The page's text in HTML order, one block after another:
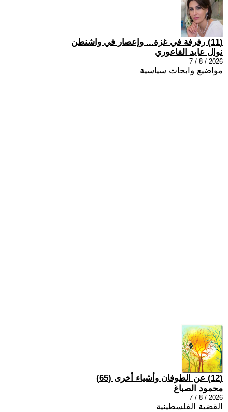
(11) رفرفة في غزة... وإعصار في واشنطن
نوال عايد الفاعوري
2026 / 8 / 7
مواضيع وابحاث سياسية
(12) عن الطوفان وأشياء أخرى (65)
محمود الصباغ
2026 / 8 / 7
القضية الفلسطينية